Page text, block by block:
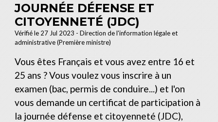
JOURNÉE DÉFENSE ET
CITOYENNETÉ (JDC)
Vérifié le 27 Jul 2023 - Direction de l'information légale et
administrative (Première ministre)
Vous êtes Français et vous avez entre 16 et
25 ans ? Vous voulez vous inscrire à un
examen (bac, permis de conduire...) et l'on
vous demande un certificat de participation à
la journée défense et citoyenneté (JDC),